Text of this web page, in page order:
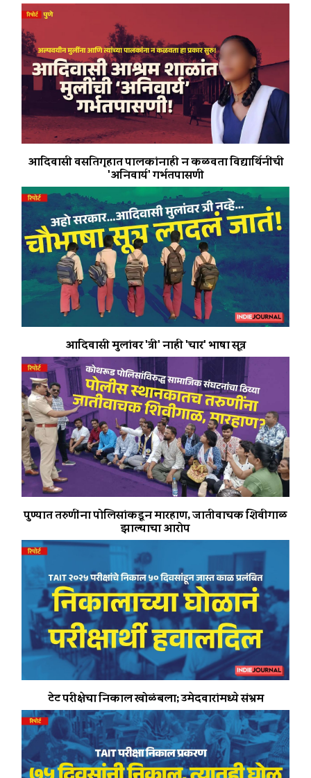
आदिवासी वसतिगृहात पालकांनाही न कळवता विद्यार्थिनींची
'अनिवार्य' गर्भतपासणी
आदिवासी मुलांवर 'त्री' नाही 'चार' भाषा सूत्र
पुण्यात तरुणींना पोलिसांकडून मारहाण, जातीवाचक शिवीगाळ
झाल्याचा आरोप
टेट परीक्षेचा निकाल खोळंबला; उमेदवारांमध्ये संभ्रम